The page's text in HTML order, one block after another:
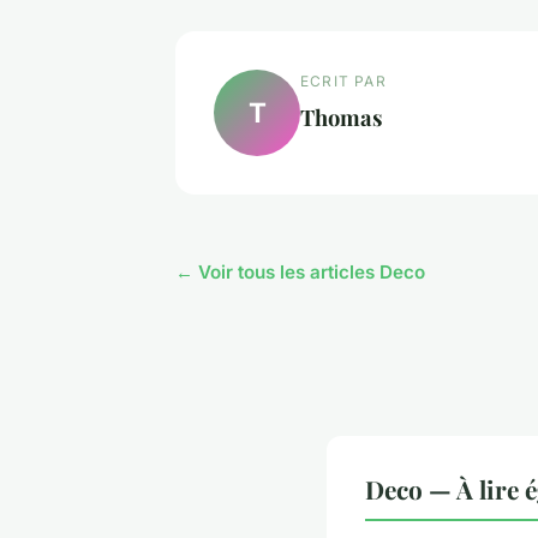
T
ECRIT PAR
Thomas
← Voir tous les articles Deco
Deco — À lire